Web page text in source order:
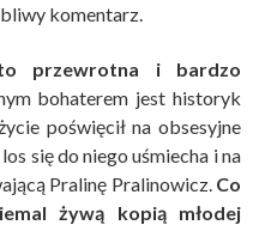
komentarz.
przewrotna i bardzo
bohaterem jest historyk
poświęcił na obsesyjne
się do niego uśmiecha i na
Pralinę Pralinowicz. Co
żywą kopią młodej